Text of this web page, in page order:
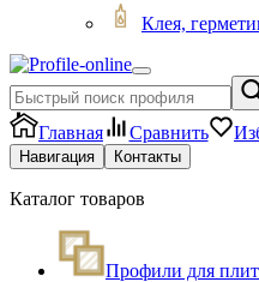
Клея,
Главная Сравнить
Навигация Контакты
Каталог товаров
Профили для